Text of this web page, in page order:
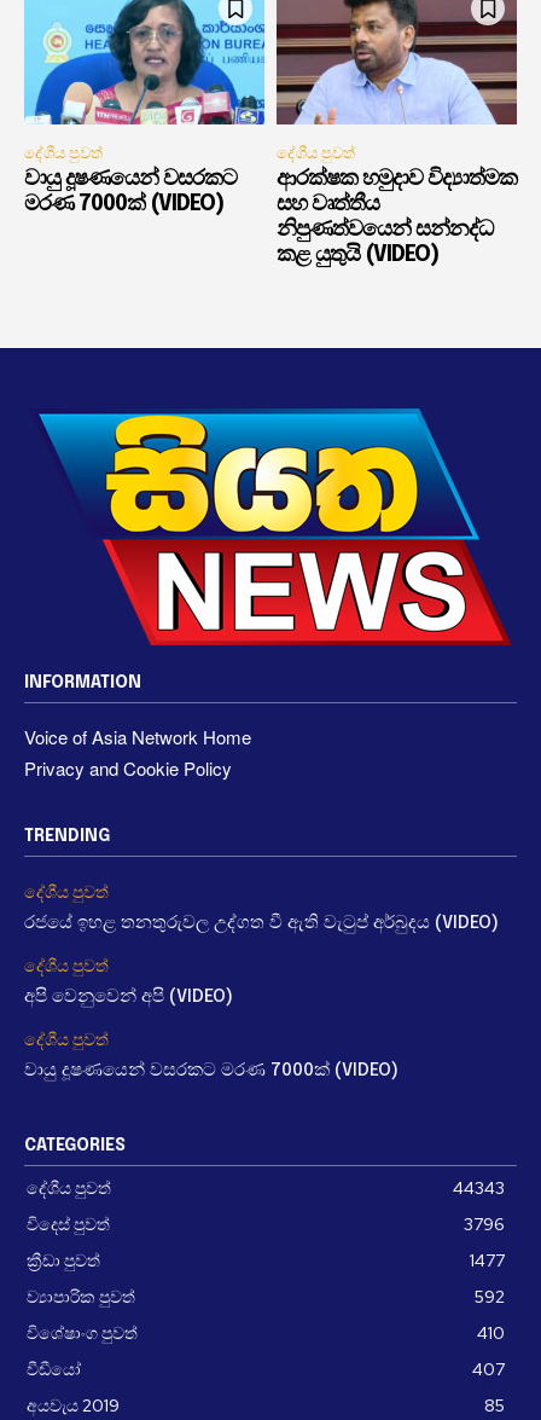
දේශීය පුවත්
වායු දූෂණයෙන් වසරකට
මරණ 7000ක් (VIDEO)
දේශීය පුවත්
ආරක්ෂක හමුදාව විද්‍යාත්මක
සහ වෘත්තීය
නිපුණත්වයෙන් සන්නද්ධ
කළ යුතුයි (VIDEO)
INFORMATION
Voice of Asia Network Home
Privacy and Cookie Policy
TRENDING
දේශීය පුවත්
රජයේ ඉහළ තනතුරුවල උද්ගත වී ඇති වැටුප් අර්බුදය (VIDEO)
දේශීය පුවත්
අපි වෙනුවෙන් අපි (VIDEO)
දේශීය පුවත්
වායු දූෂණයෙන් වසරකට මරණ 7000ක් (VIDEO)
CATEGORIES
දේශීය පුවත්
44343
විදෙස් පුවත්
3796
ක්‍රීඩා පුවත්
1477
ව්‍යාපාරික පුවත්
592
විශේෂාංග පුවත්
410
වීඩීයෝ
407
අයවැය 2019
85